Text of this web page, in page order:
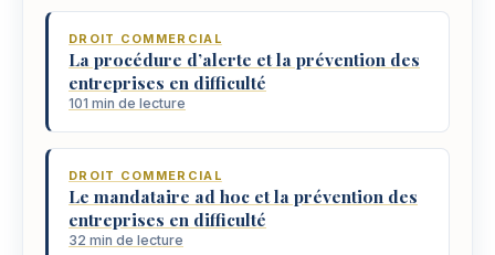
DROIT COMMERCIAL
La procédure d’alerte et la prévention des
entreprises en difficulté
101 min de lecture
DROIT COMMERCIAL
Le mandataire ad hoc et la prévention des
entreprises en difficulté
32 min de lecture